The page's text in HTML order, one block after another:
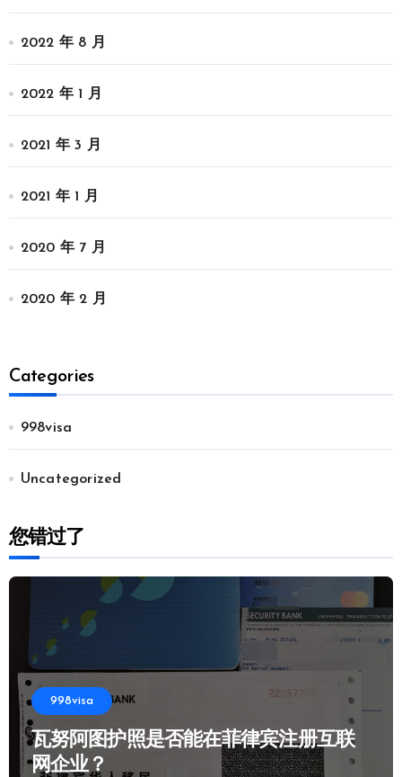
2022 年 8 月
2022 年 1 月
2021 年 3 月
2021 年 1 月
2020 年 7 月
2020 年 2 月
Categories
998visa
Uncategorized
您错过了
998visa
瓦努阿图护照是否能在菲律宾注册互联
网企业？